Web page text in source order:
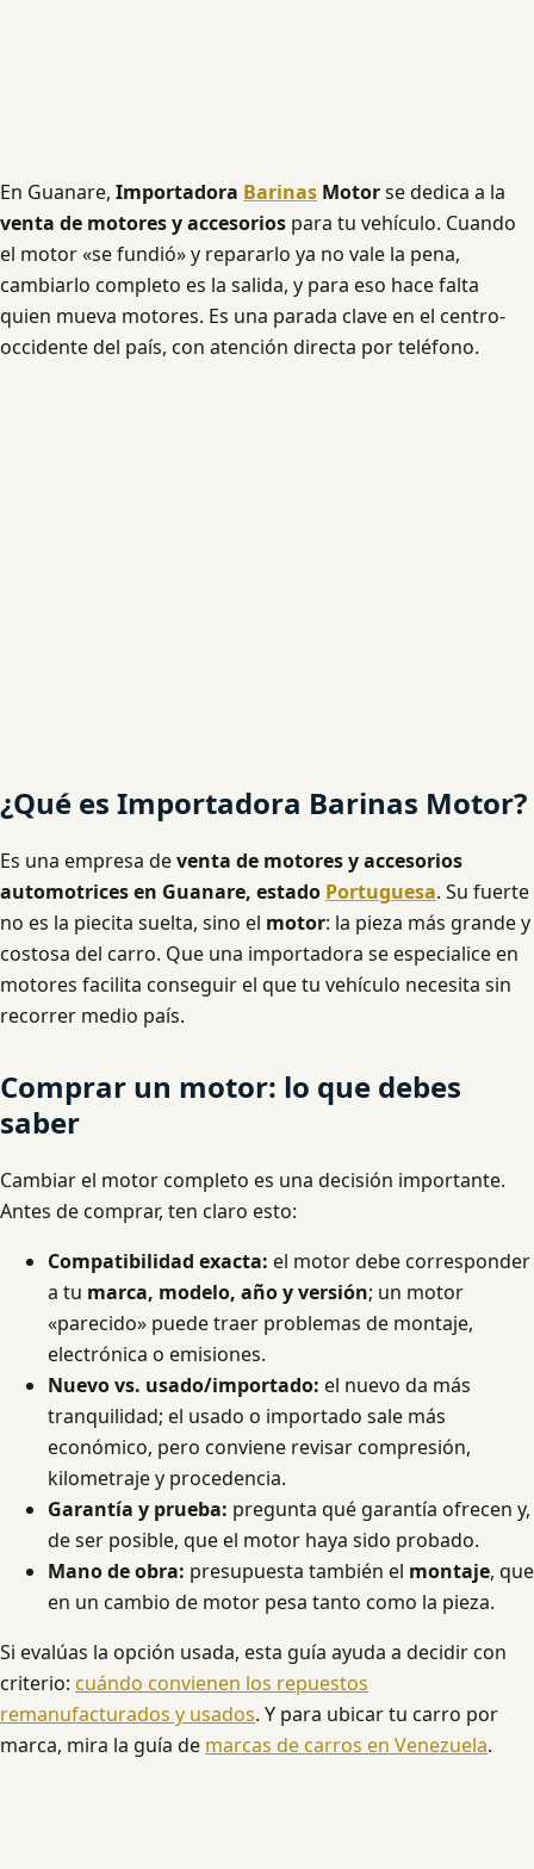
En Guanare, Importadora Barinas Motorse dedica a la
venta de motores y accesorios para tu vehículo. Cuando
el motor «se fundió» y repararlo ya no vale la pena,
cambiarlo completo es la salida, y para eso hace falta
quien mueva motores. Es una parada clave en el centro-
occidente del país, con atención directa por teléfono.
¿Qué es Importadora Barinas Motor?
Es una empresa deventa de motores y accesorios
automotrices en Guanare, estado Portuguesa. Su fuerte
no es la piecita suelta, sino el motor: la pieza más grande y
costosa del carro. Que una importadora se especialice en
motores facilita conseguir el que tu vehículo necesita sin
recorrer medio país.
Comprar un motor: lo que debes
saber
Cambiar el motor completo es una decisión importante.
Antes de comprar, ten claro esto:
Compatibilidad exacta: el motor debe corresponder
a tu marca, modelo, año y versión; un motor
«parecido» puede traer problemas de montaje,
electrónica o emisiones.
Nuevo vs. usado/importado: el nuevo da más
tranquilidad; el usado o importado sale más
económico, pero conviene revisar compresión,
kilometraje y procedencia.
Garantía y prueba: pregunta qué garantía ofrecen y,
de ser posible, que el motor haya sido probado.
Mano de obra: presupuesta también el montaje, que
en un cambio de motor pesa tanto como la pieza.
Si evalúas la opción usada, esta guía ayuda a decidir con
criterio: cuándo convienen los repuestos
remanufacturados y usados. Y para ubicar tu carro por
marca, mira la guía de marcas de carros en Venezuela.